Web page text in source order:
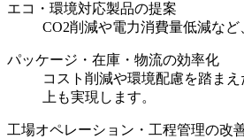
エコ・環境対応製品の提案
CO2削減や電力消費量低減な
パッケージ・在庫・物流の効率化
コスト削減や環境配慮を踏ま
上も実現します。
工場オペレーション・工程管理の改